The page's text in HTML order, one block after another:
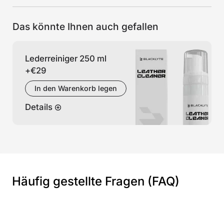
Das könnte Ihnen auch gefallen
Lederreiniger 250 ml
+€29
In den Warenkorb legen
Details
Häufig gestellte Fragen (FAQ)